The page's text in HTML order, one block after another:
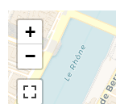
+
−